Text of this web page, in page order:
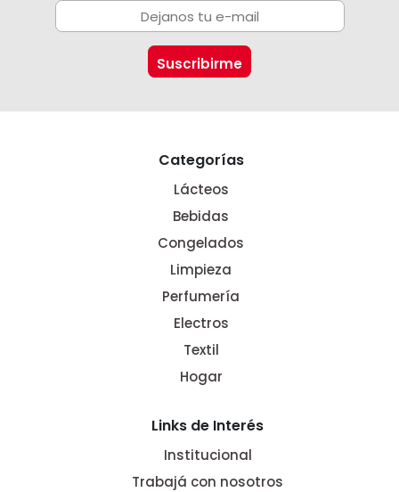
Categorías
Lácteos
Bebidas
Congelados
Limpieza
Perfumería
Electros
Textil
Hogar
Links de Interés
Institucional
Trabajá con nosotros